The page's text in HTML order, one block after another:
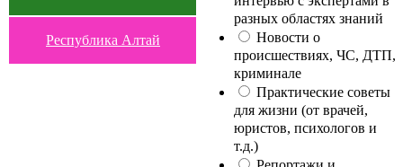
Республика Алтай
разных областях знаний
Новости о
происшествиях, ЧС, ДТП,
криминале
Практические советы
для жизни (от врачей,
юристов, психологов и
т.д.)